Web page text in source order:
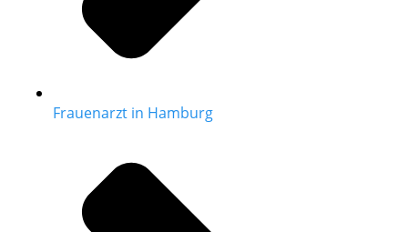
Frauenarzt in Hamburg